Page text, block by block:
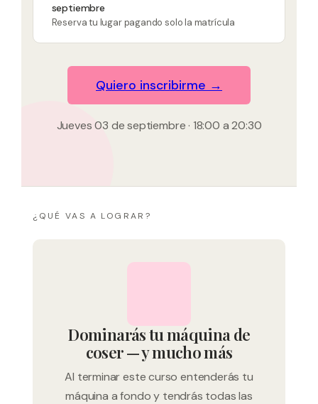
septiembre
Reserva tu lugar pagando solo la matrícula
Quiero inscribirme →
Jueves 03 de septiembre · 18:00 a 20:30
¿QUÉ VAS A LOGRAR?
Dominarás tu máquina de
coser — y mucho más
Al terminar este curso entenderás tu
máquina a fondo y tendrás todas las